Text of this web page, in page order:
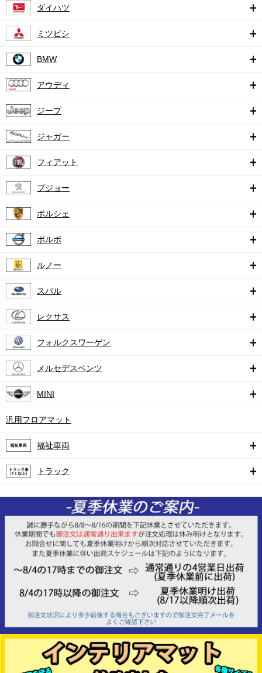
ダイハツ
ミツビシ
BMW
アウディ
ジープ
ジャガー
フィアット
プジョー
ポルシェ
ボルボ
ルノー
スバル
レクサス
フォルクスワーゲン
メルセデスベンツ
MINI
汎用フロアマット
福祉車両
トラック